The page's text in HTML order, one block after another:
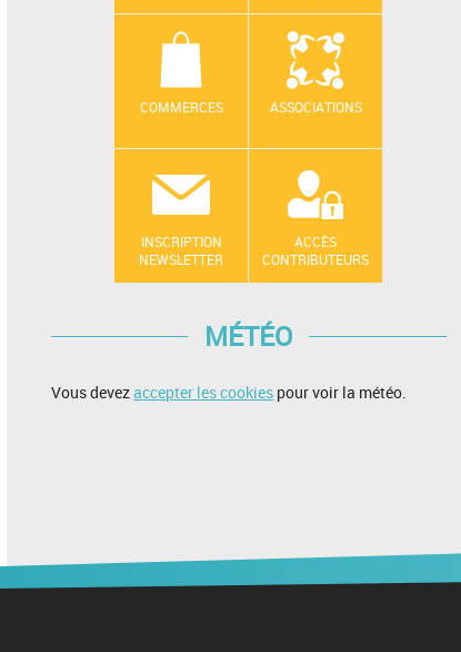
COMMERCES ASSOCIATIONS
INSCRIPTION
NEWSLETTER
ACCÈS
CONTRIBUTEURS
MÉTÉO
Vous devezaccepter les cookies pour voir la météo.